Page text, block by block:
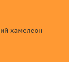
хамелеон